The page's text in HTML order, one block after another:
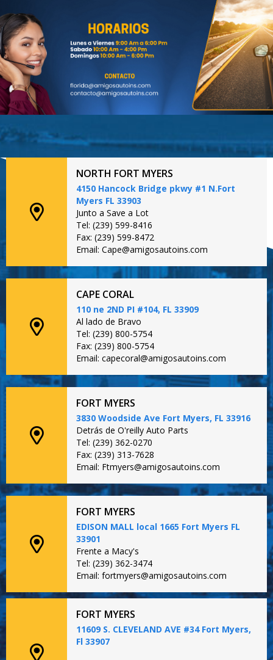
NORTH FORT MYERS
4150 Hancock Bridge pkwy #1 N.Fort
Myers FL 33903
Junto a Save a Lot
Tel: (239) 599-8416
Fax: (239) 599-8472
Email: Cape@amigosautoins.com
CAPE CORAL
110 ne 2ND PI #104, FL 33909
Al lado de Bravo
Tel: (239) 800-5754
Fax: (239) 800-5754
Email: capecoral@amigosautoins.com
FORT MYERS
3830 Woodside Ave Fort Myers, FL 33916
Detrás de O'reilly Auto Parts
Tel: (239) 362-0270
Fax: (239) 313-7628
Email: Ftmyers@amigosautoins.com
FORT MYERS
EDISON MALL local 1665 Fort Myers FL
33901
Frente a Macy's
Tel: (239) 362-3474
Email: fortmyers@amigosautoins.com
FORT MYERS
11609 S. CLEVELAND AVE #34 Fort Myers,
Fl 33907